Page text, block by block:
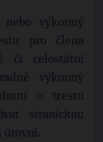
výkonný
pro člena
či celostátní
výkonný
o trestu
stranickou
úrovni.